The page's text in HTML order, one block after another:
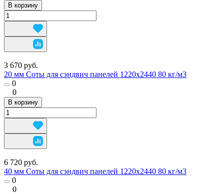
В корзину
3 670 руб.
20 мм Соты для сэндвич панелей 1220х2440 80 кг/м3
0
0
В корзину
6 720 руб.
40 мм Соты для сэндвич панелей 1220х2440 80 кг/м3
0
0